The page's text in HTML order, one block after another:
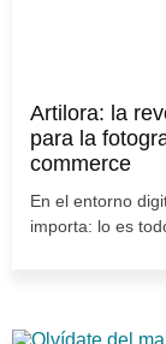
Artilora: la
para la
commerce
En el entorno
importa: lo es